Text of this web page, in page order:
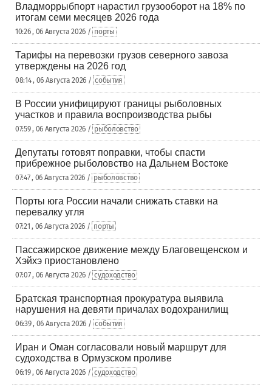
Владморрыбпорт нарастил грузооборот на 18% по
итогам семи месяцев 2026 года
10:26 , 06 Августа 2026 / порты
Тарифы на перевозки грузов северного завоза
утверждены на 2026 год
08:14 , 06 Августа 2026 / события
В России унифицируют границы рыболовных
участков и правила воспроизводства рыбы
07:59 , 06 Августа 2026 / рыболовство
Депутаты готовят поправки, чтобы спасти
прибрежное рыболовство на Дальнем Востоке
07:47 , 06 Августа 2026 / рыболовство
Порты юга России начали снижать ставки на
перевалку угля
07:21 , 06 Августа 2026 / порты
Пассажирское движение между Благовещенском и
Хэйхэ приостановлено
07:07 , 06 Августа 2026 / судоходство
Братская транспортная прокуратура выявила
нарушения на девяти причалах водохранилищ
06:39 , 06 Августа 2026 / события
Иран и Оман согласовали новый маршрут для
судоходства в Ормузском проливе
06:19 , 06 Августа 2026 / судоходство